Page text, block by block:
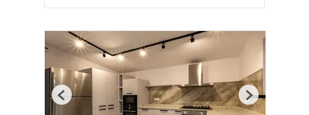
Previous Next